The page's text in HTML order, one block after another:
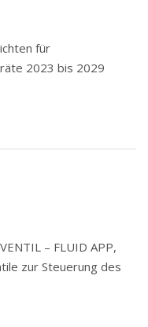
für
2023 bis 2029
– FLUID APP,
zur Steuerung des